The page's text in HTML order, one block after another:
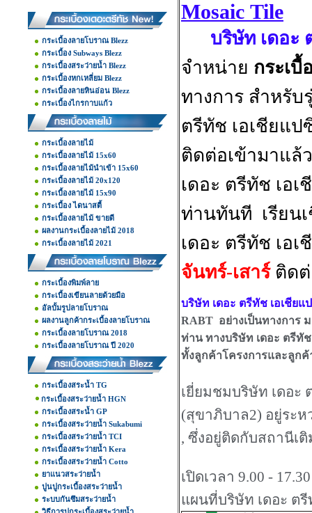
กระเบื้องลายโบราณ Blezz
กระเบื้อง Subways Blezz
กระเบื้องสระว่ายน้ำ Blezz
กระเบื้องหกเหลี่ยม Blezz
กระเบื้องลายหินอ่อน Blezz
กระเบื้องไกรกาบแก้ว
กระเบื้องลายไม้
กระเบื้องลายไม้ 15x60
กระเบื้องลายไม้นำเข้า 15x60
กระเบื้องลายไม้ 20x120
กระเบื้องลายไม้ 15x90
กระเบื้อง ไดนาสตี้
กระเบื้องลายไม้ ขายดี
ผลงานกระเบื้องลายไม้ 2018
กระเบื้องลายไม้ 2021
กระเบื้องพิมพ์ลาย
กระเบื้องเขียนลายด้วยมือ
อัลบั้มรูปลายโบราณ
ผลงานลูกค้ากระเบื้องลายโบราณ
กระเบื้องลายโบราณ 2018
กระเบื้องลายโบราณ ปี 2020
กระเบื้องสระน้ำ TG
กระเบื้องสระว่ายน้ำ HGN
กระเบื้องสระน้ำ GP
กระเบื้องสระว่ายน้ำ Sukabumi
กระเบื้องสระว่ายน้ำ TCI
กระเบื้องสระว่ายน้ำ Kera
กระเบื้องสระว่ายน้ำ Cotto
ยาแนวสระว่ายน้ำ
ปูนปูกระเบื้องสระว่ายน้ำ
ระบบกันซึมสระว่ายน้ำ
Mosaic Tile
บริษัท เดอะ
จำหน่าย กระเบื้
ทางการ สำหรับ
ตรีทัช เอเชียแ
ติดต่อเข้ามาแล้
เดอะ ตรีทัช เอ
ท่านทันที เรียน
เดอะ ตรีทัช เอ
จันทร์-เสาร์ติด
บริษัท เดอะ ตรีทัช เอเชียแ
RABT อย่างเป็นทางการ
ท่าน ทางบริษัท เดอะ ตรีทั
ทั้งลูกค้าโครงการและลูก
เยี่ยมชมบริษัท เดอะ
(สุขาภิบาล2) อยู่ระห
, ซึ่งอยู่ติดกับสถานีเ
เปิดเวลา 9.00 -
แผนที่บริษัท เดอะ ต